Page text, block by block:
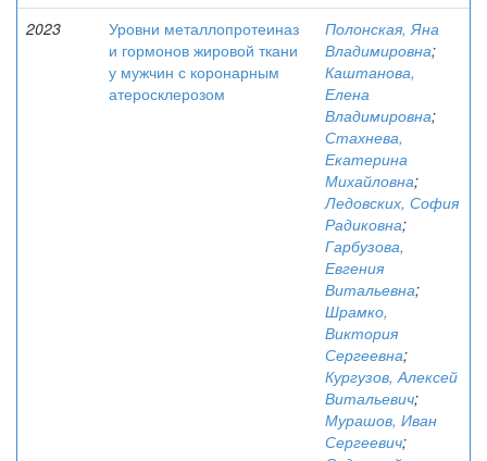
2023
Уровни металлопротеиназ
и гормонов жировой ткани
у мужчин с коронарным
атеросклерозом
Полонская, Яна
Владимировна;
Каштанова,
Елена
Владимировна;
Стахнева,
Екатерина
Михайловна;
Ледовских, София
Радиковна;
Гарбузова,
Евгения
Витальевна;
Шрамко,
Виктория
Сергеевна;
Кургузов, Алексей
Витальевич;
Мурашов, Иван
Сергеевич;